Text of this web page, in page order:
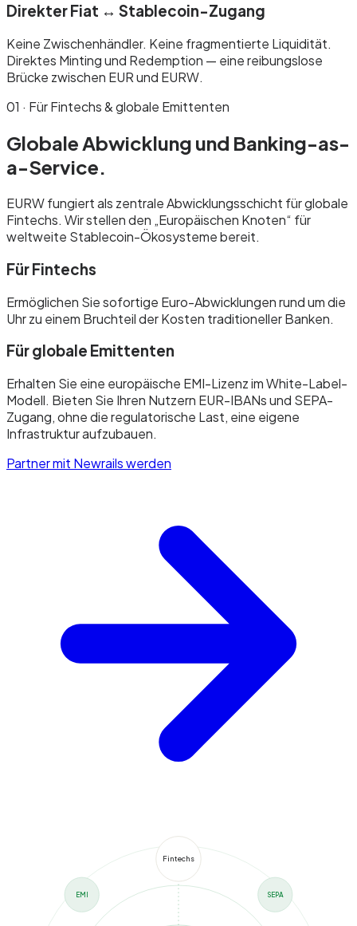
Direkter Fiat ↔ Stablecoin-Zugang
Keine Zwischenhändler. Keine fragmentierte Liquidität.
Direktes Minting und Redemption — eine reibungslose
Brücke zwischen EUR und EURW.
01 · Für Fintechs & globale Emittenten
Globale Abwicklung und Banking-as-
a-Service.
EURW fungiert als zentrale Abwicklungsschicht für globale
Fintechs. Wir stellen den „Europäischen Knoten“ für
weltweite Stablecoin-Ökosysteme bereit.
Für Fintechs
Ermöglichen Sie sofortige Euro-Abwicklungen rund um die
Uhr zu einem Bruchteil der Kosten traditioneller Banken.
Für globale Emittenten
Erhalten Sie eine europäische EMI-Lizenz im White-Label-
Modell. Bieten Sie Ihren Nutzern EUR-IBANs und SEPA-
Zugang, ohne die regulatorische Last, eine eigene
Infrastruktur aufzubauen.
Partner mit Newrails werden
Fintechs
SEPA
EMI